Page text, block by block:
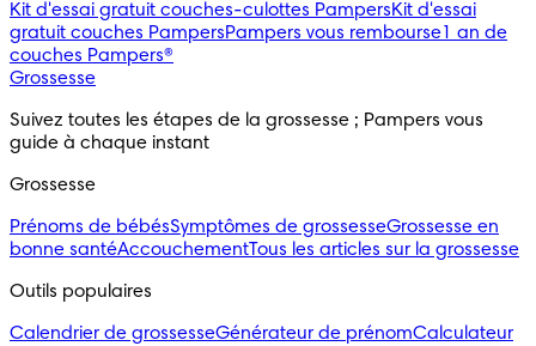
Kit d'essai gratuit couches-culottes PampersKit d'essai
gratuit couches PampersPampers vous rembourse1 an de
couches Pampers®
Grossesse
Suivez toutes les étapes de la grossesse ; Pampers vous
guide à chaque instant
Grossesse
Prénoms de bébésSymptômes de grossesseGrossesse en
bonne santéAccouchementTous les articles sur la grossesse
Outils populaires
Calendrier de grossesseGénérateur de prénomCalculateur